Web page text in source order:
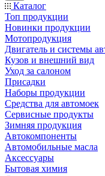
Каталог
Топ продукции
Новинки продукции
Мотопродукция
Двигатель и системы
Кузов и внешний вид
Уход за салоном
Присадки
Наборы продукции
Средства для автомоек
Сервисные продукты
Зимняя продукция
Автокомпоненты
Автомобильные масла
Аксессуары
Бытовая химия